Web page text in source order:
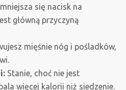
się nacisk na
główną przyczyną
mięśnie nóg i pośladków,
Stanie, choć nie jest
więcej kalorii niż siedzenie.